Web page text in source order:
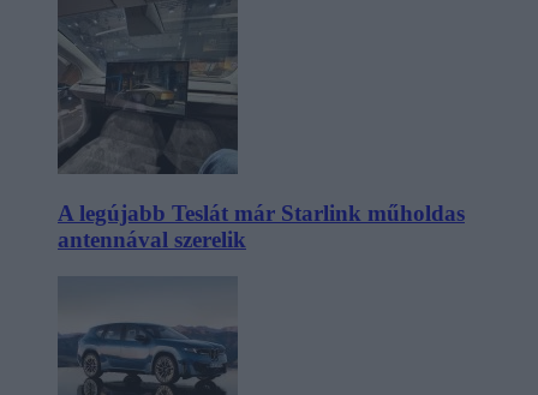
A legújabb Teslát már Starlink műholdas
antennával szerelik